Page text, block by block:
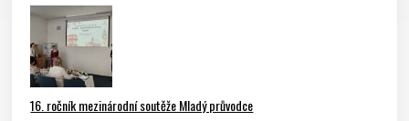
16. ročník mezinárodní soutěže Mladý průvodce